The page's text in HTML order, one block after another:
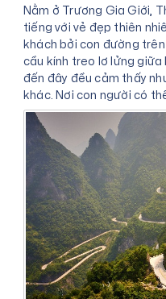
Nằm ở Trương Gia Giới,
tiếng với vẻ đẹp thiên
khách bởi con đường
cầu kính treo lơ lửng
đến đây đều cảm thấy
khác. Nơi con người có